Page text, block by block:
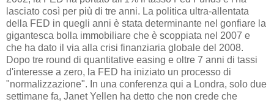
lasciato così per più di tre anni. La politica ultra-allentata
della FED in quegli anni è stata determinante nel gonfiare la
gigantesca bolla immobiliare che è scoppiata nel 2007 e
che ha dato il via alla crisi finanziaria globale del 2008.
Dopo tre round di quantitative easing e oltre 7 anni di tassi
d'interesse a zero, la FED ha iniziato un processo di
"normalizzazione". In una conferenza qui a Londra, solo due
settimane fa, Janet Yellen ha detto che non crede che